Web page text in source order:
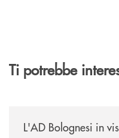
Ti potrebbe
L'AD Bolognesi in